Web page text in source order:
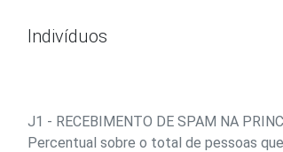
Indivíduos
J1 - RECEBIMENTO DE SPAM NA
Percentual sobre o total de pessoas